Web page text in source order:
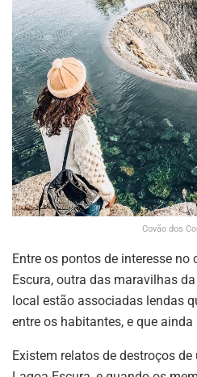
Covão dos
Entre os pontos de interesse
Escura, outra das maravilhas
local estão associadas lendas
entre os habitantes, e que
Existem relatos de destroços